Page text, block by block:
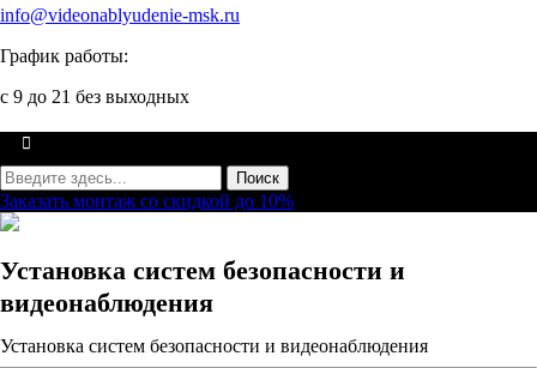
info@videonablyudenie-msk.ru
График работы:
с 9 до 21 без выходных
Заказать монтаж со скидкой до 10%
Установка систем безопасности и
видеонаблюдения
Установка систем безопасности и видеонаблюдения